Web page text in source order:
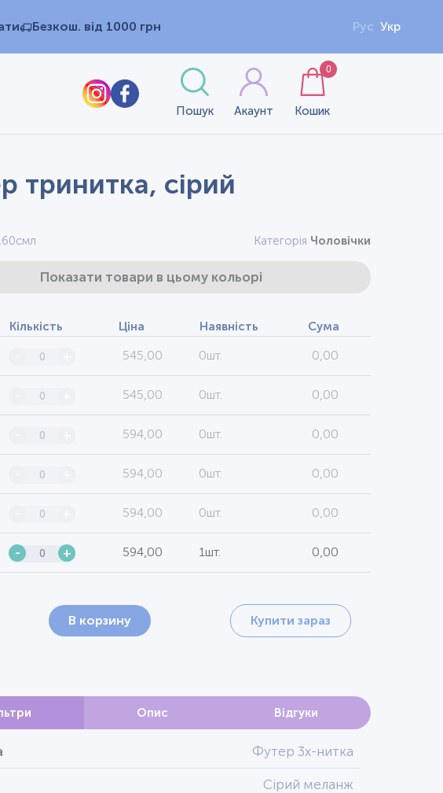
Безкош. від 1000 грн Рус Укр
Пошук Акаунт Кошик
0
тринитка, сірий
Категорія Чоловічки
Показати товари в цьому кольорі
Кількість Ціна Наявність Сума
545,00 0шт. 0,00
545,00 0шт. 0,00
594,00 0шт. 0,00
594,00 0шт. 0,00
594,00 0шт. 0,00
- + 594,00 1шт. 0,00
В корзину Купити зараз
Опис Відгуки
Футер 3х-нитка
Сірий меланж